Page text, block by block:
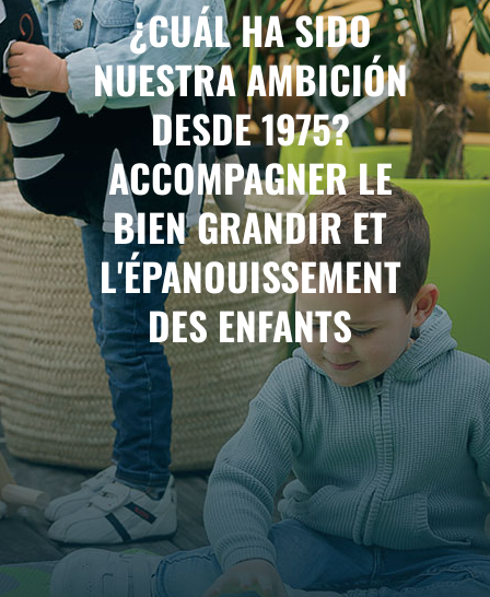
¿CUÁL HA SIDO
NUESTRA AMBICIÓN
DESDE 1975?
ACCOMPAGNER LE
BIEN GRANDIR ET
L'ÉPANOUISSEMENT
DES ENFANTS